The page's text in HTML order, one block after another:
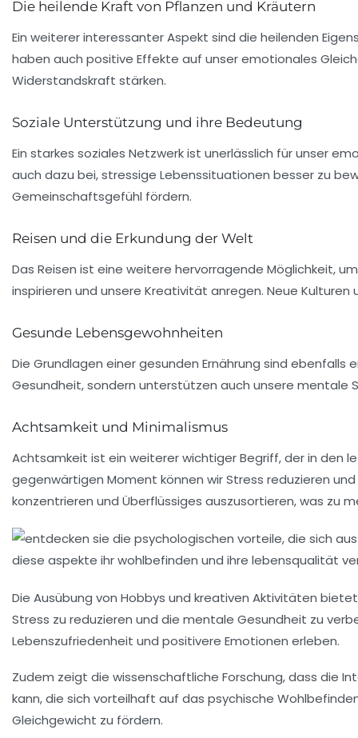
Die heilende Kraft von Pflanzen und Kräutern
Ein weiterer interessanter Aspekt sind die heilenden
haben auch positive Effekte auf unser emotionales
Widerstandskraft stärken.
Soziale Unterstützung und ihre Bedeutung
Ein starkes soziales Netzwerkist unerlässlich für unser
auch dazu bei, stressige Lebenssituationen besser zu
Gemeinschaftsgefühl fördern.
Reisen und die Erkundung der Welt
Das Reisen ist eine weitere hervorragende Möglichkeit,
inspirieren und unsere Kreativität anregen. Neue
Gesunde Lebensgewohnheiten
Die Grundlagen einergesunden Ernährung sind ebenfalls
Gesundheit, sondern unterstützen auch unsere mentale
Achtsamkeit und Minimalismus
Achtsamkeit ist ein weiterer wichtiger Begriff, der in den
gegenwärtigen Moment können wir Stress reduzieren
konzentrieren und Überflüssiges auszusortieren, was zu
Die Ausübung von Hobbys und kreativen Aktivitäten
Stress zu reduzieren und die mentale Gesundheit zu
Lebenszufriedenheit und positivere Emotionen erleben.
Zudem zeigt die wissenschaftliche Forschung, dass die
kann, die sich vorteilhaft auf das psychische
Gleichgewicht zu fördern.